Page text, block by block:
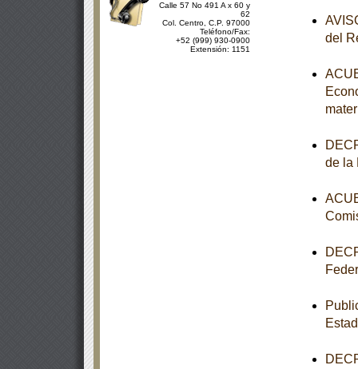
Calle 57 No 491 A x 60 y
62
Col. Centro, C.P. 97000
Teléfono/Fax:
+52 (999) 930-0900
Extensión: 1151
del
de la